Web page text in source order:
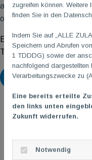
Zurück
aus und es werden nur
oder Theraband benötigt.
Ein Rund-um-
TG
MKurs-Anmeldung
zugreifen können. Weitere
finden Sie in den
Indem Sie auf „ALLE
Speichern und Abrufen
1 TDDDG) sowie der
nachfolgend dargestellten
Verarbeitungszwecke zu
Eine bereits erteilte
den links unten
Zukunft widerrufen.
Notwendig